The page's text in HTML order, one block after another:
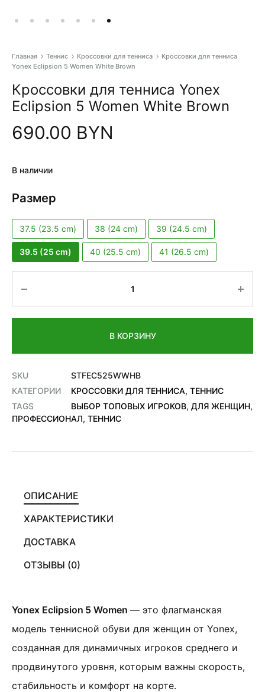
Главная Теннис Кроссовки для тенниса
Кроссовки для тенниса
Yonex Eclipsion 5 Women White Brown
Кроссовки для тенниса Yonex
Eclipsion 5 Women White Brown
690.00 BYN
В наличии
Размер
37.5 (23.5 cm) 38 (24 cm) 39 (24.5 cm)
39.5 (25 cm) 40 (25.5 cm) 41 (26.5 cm)
В КОРЗИНУ
SKU
STFEC525WWHB
КАТЕГОРИИ
КРОССОВКИ ДЛЯ ТЕННИСА, ТЕННИС
TAGS
ВЫБОР ТОПОВЫХ ИГРОКОВ, ДЛЯ ЖЕНЩИН,
ПРОФЕССИОНАЛ, ТЕННИС
ОПИСАНИЕ
ХАРАКТЕРИСТИКИ
ДОСТАВКА
ОТЗЫВЫ (0)
Yonex Eclipsion 5 Women — это флагманская
модель теннисной обуви для женщин от Yonex,
созданная для динамичных игроков среднего и
продвинутого уровня, которым важны скорость,
стабильность и комфорт на корте.